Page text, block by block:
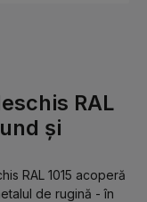
RAL
și
RAL 1015 acoperă
de rugină - în